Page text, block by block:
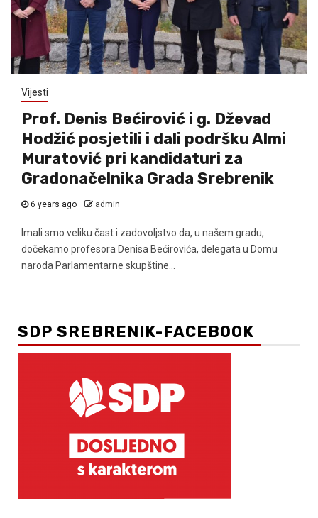
Vijesti
Prof. Denis Bećirović i g. Dževad
Hodžić posjetili i dali podršku Almi
Muratović pri kandidaturi za
Gradonačelnika Grada Srebrenik
6 years ago admin
Imali smo veliku čast i zadovoljstvo da, u našem gradu,
dočekamo profesora Denisa Bećirovića, delegata u Domu
naroda Parlamentarne skupštine...
SDP SREBRENIK-FACEBOOK